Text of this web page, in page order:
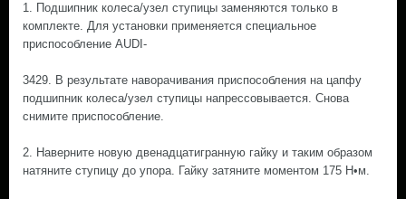
1. Подшипник колеса/узел ступицы заменяются только в
комплекте. Для установки применяется специальное
приспособление AUDI-
3429. В результате наворачивания приспособления на цапфу
подшипник колеса/узел ступицы напрессовывается. Снова
снимите приспособление.
2. Наверните новую двенадцатигранную гайку и таким образом
натяните ступицу до упора. Гайку затяните моментом 175 Н•м.